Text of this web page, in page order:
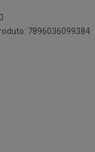
7896036099384